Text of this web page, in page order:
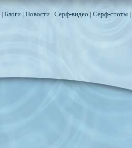
| Блоги| Новости| Серф-видео Серф-споты|